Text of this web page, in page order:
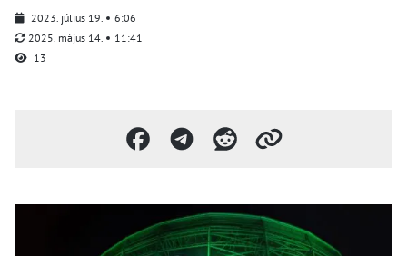
2023. július 19.
6:06
2025. május 14.
11:41
13